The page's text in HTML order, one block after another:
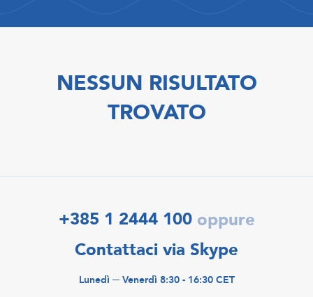
NESSUN RISULTATO
TROVATO
+385 1 2444 100 oppure
Contattaci via Skype
Lunedì ─ Venerdì 8:30 - 16:30 CET